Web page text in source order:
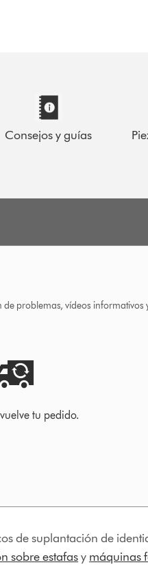
Consejos y guías
de problemas, vídeos informativos
tu pedido.
de suplantación de
sobre estafasy máquinas